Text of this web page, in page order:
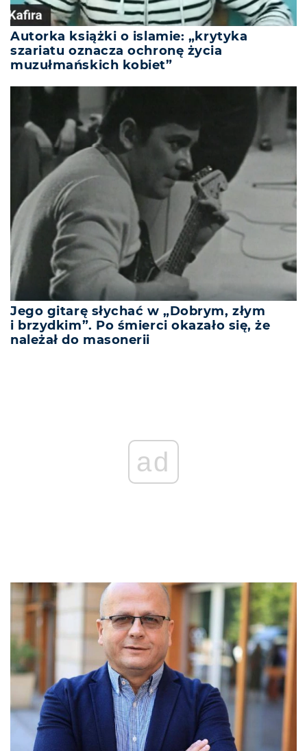
Autorka książki o islamie: „krytyka
szariatu oznacza ochronę życia
muzułmańskich kobiet”
Jego gitarę słychać w „Dobrym, złym
i brzydkim”. Po śmierci okazało się, że
należał do masonerii
ad